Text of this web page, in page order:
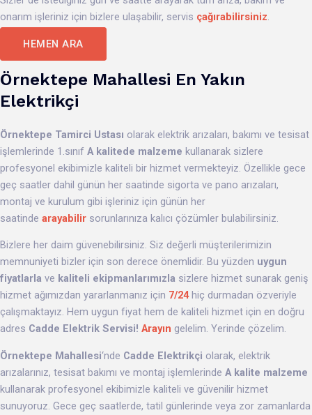
onarım işleriniz için bizlere ulaşabilir, servis çağırabilirsiniz.
HEMEN ARA
Örnektepe Mahallesi En Yakın
Elektrikçi
Örnektepe Tamirci Ustası olarak elektrik arızaları, bakımı ve tesisat
işlemlerinde 1.sınıf A kalitede malzeme kullanarak sizlere
profesyonel ekibimizle kaliteli bir hizmet vermekteyiz. Özellikle gece
geç saatler dahil günün her saatinde sigorta ve pano arızaları,
montaj ve kurulum gibi işleriniz için günün her
saatinde arayabilir sorunlarınıza kalıcı çözümler bulabilirsiniz.
Bizlere her daim güvenebilirsiniz. Siz değerli müşterilerimizin
memnuniyeti bizler için son derece önemlidir. Bu yüzden uygun
fiyatlarla ve kaliteli ekipmanlarımızla sizlere hizmet sunarak geniş
hizmet ağımızdan yararlanmanız için 7/24hiç durmadan özveriyle
çalışmaktayız. Hem uygun fiyat hem de kaliteli hizmet için en doğru
adres Cadde Elektrik Servisi! Arayın gelelim. Yerinde çözelim.
Örnektepe Mahallesi‘nde Cadde Elektrikçi olarak, elektrik
arızalarınız, tesisat bakımı ve montaj işlemlerinde A kalite malzeme
kullanarak profesyonel ekibimizle kaliteli ve güvenilir hizmet
sunuyoruz. Gece geç saatlerde, tatil günlerinde veya zor zamanlarda